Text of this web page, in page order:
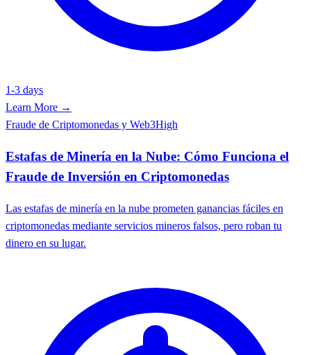
1-3 days
Learn More →
Fraude de Criptomonedas y Web3High
Estafas de Minería en la Nube: Cómo Funciona el
Fraude de Inversión en Criptomonedas
Las estafas de minería en la nube prometen ganancias fáciles en
criptomonedas mediante servicios mineros falsos, pero roban tu
dinero en su lugar.